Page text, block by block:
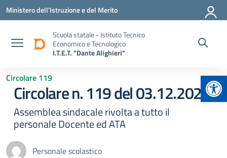
Vai ai contenuti
Vai al menu di navigazione
Vai al footer
Ministero dell'Istruzione e del Merito
Scuola statale - Istituto Tecnico
Economico e Tecnologico
I.T.E.T. "Dante Alighieri"
Circolare 119
Circolare n. 119 del 03.12.2024
Assemblea sindacale rivolta a tutto il
personale Docente ed ATA
Personale scolastico